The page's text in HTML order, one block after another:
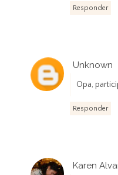
Responder
Unknown
Opa,
Responder
Karen